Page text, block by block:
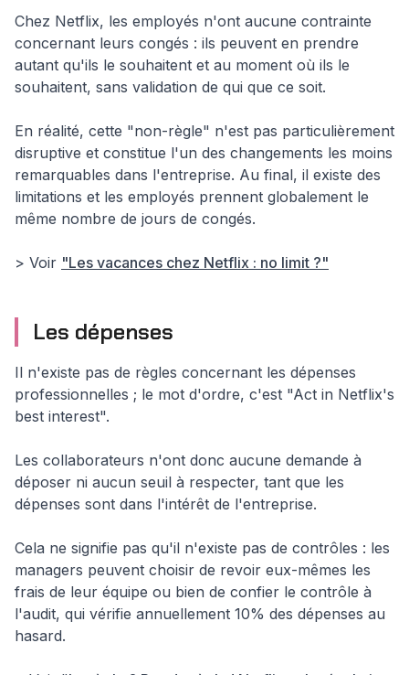
Chez Netflix, les employés n'ont aucune contrainte
concernant leurs congés : ils peuvent en prendre
autant qu'ils le souhaitent et au moment où ils le
souhaitent, sans validation de qui que ce soit.
En réalité, cette "non-règle" n'est pas particulièrement
disruptive et constitue l'un des changements les moins
remarquables dans l'entreprise. Au final, il existe des
limitations et les employés prennent globalement le
même nombre de jours de congés.
> Voir "Les vacances chez Netflix : no limit ?"
Les dépenses
Il n'existe pas de règles concernant les dépenses
professionnelles ; le mot d'ordre, c'est "Act in Netflix's
best interest".
Les collaborateurs n'ont donc aucune demande à
déposer ni aucun seuil à respecter, tant que les
dépenses sont dans l'intérêt de l'entreprise.
Cela ne signifie pas qu'il n'existe pas de contrôles : les
managers peuvent choisir de revoir eux-mêmes les
frais de leur équipe ou bien de confier le contrôle à
l'audit, qui vérifie annuellement 10% des dépenses au
hasard.